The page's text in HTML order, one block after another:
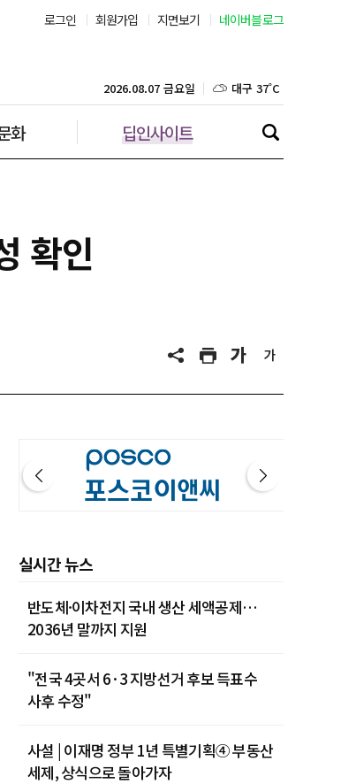
로그인 회원가입 지면보기 네이버블로그
화 딥인사이트
2026.08.07 금요일 대구 37˚C
인천 30˚C
제주 30˚C
확인
실시간 뉴스
반도체·이차전지 국내 생산 세액공제…
2036년 말까지 지원
"전국 4곳서 6·3 지방선거 후보 득표수
사후 수정"
사설 | 이재명 정부 1년 특별기획④ 부동산
세제, 상식으로 돌아가자